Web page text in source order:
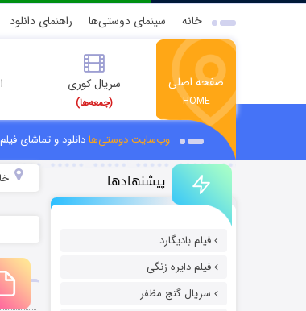
خانه سینمای دوستی‌ها راهنمای دانلود
صفحه اصلی
HOME
سریال کوری
(جمعه‌ها)
وب‌سایت دوستی‌هادانلود و تماشای فیلم
پیشنهادها
فیلم بادیگارد
فیلم دایره زنگی
سریال گنج مظفر